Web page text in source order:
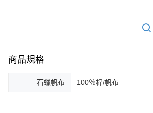
商品規格
石蠟帆布 100％棉/帆布